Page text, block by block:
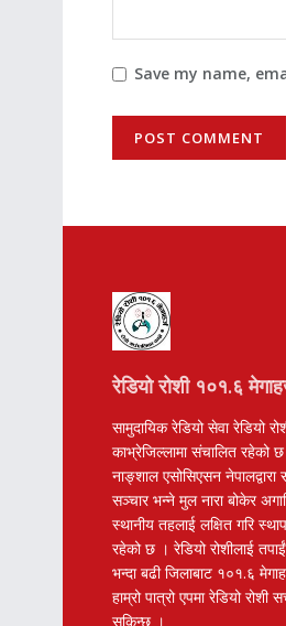
Save my name,
रेडियो रोशी १०१.६
सामुदायिक रेडियो सेवा रेडियो
काभ्रेजिल्लामा संचालित रहेको छ
नाङ्शाल एसोसिएसन
सञ्चार भन्ने मुल नारा बोकेर
स्थानीय तहलाई लक्षित गरि
रहेको छ । रेडियो रोशीलाई
भन्दा बढी जिलाबाट १०१.६
हाम्रो पात्रो एपमा रेडियो
सकिन्छ ।